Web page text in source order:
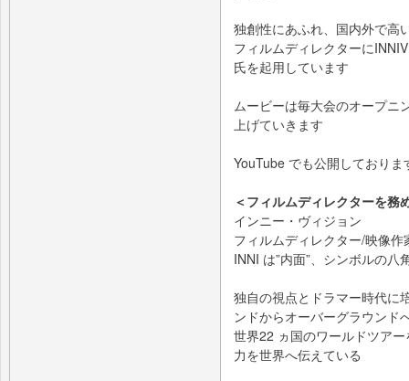
独創性にあふれ、国内外で高
フィルムディレクターに
氏を起用しています
ムービーは毎大会のオープニ
上げていきます
YouTube でも公開しており
＜フィルムディレクターを務
インニー・ヴィジョン
フィルムディレクター/映像作
INNI は”内面”、シンボルの八
独自の視点とドラマー時代に
ンドからオーバーグラウンド
世界22 ヵ国のワールドツア
力を世界へ伝えている